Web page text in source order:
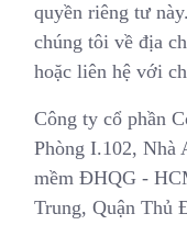
quyền riêng tư
chúng tôi về địa
hoặc liên hệ với
Công ty cổ phần
Phòng I.102, Nhà
mềm ĐHQG -
Trung, Quận Thủ